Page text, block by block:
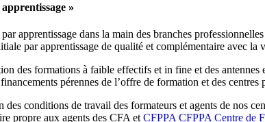
»
apprentissage dans la main des branches
par apprentissage de qualité et complémentaire avec la
des formations à faible effectifs et in fine et des antennes
pérennes de l’offre de formation et des centres
des conditions de travail des formateurs et agents de nos
propre aux agents des CFA et CFPPA CFPPA Centre de